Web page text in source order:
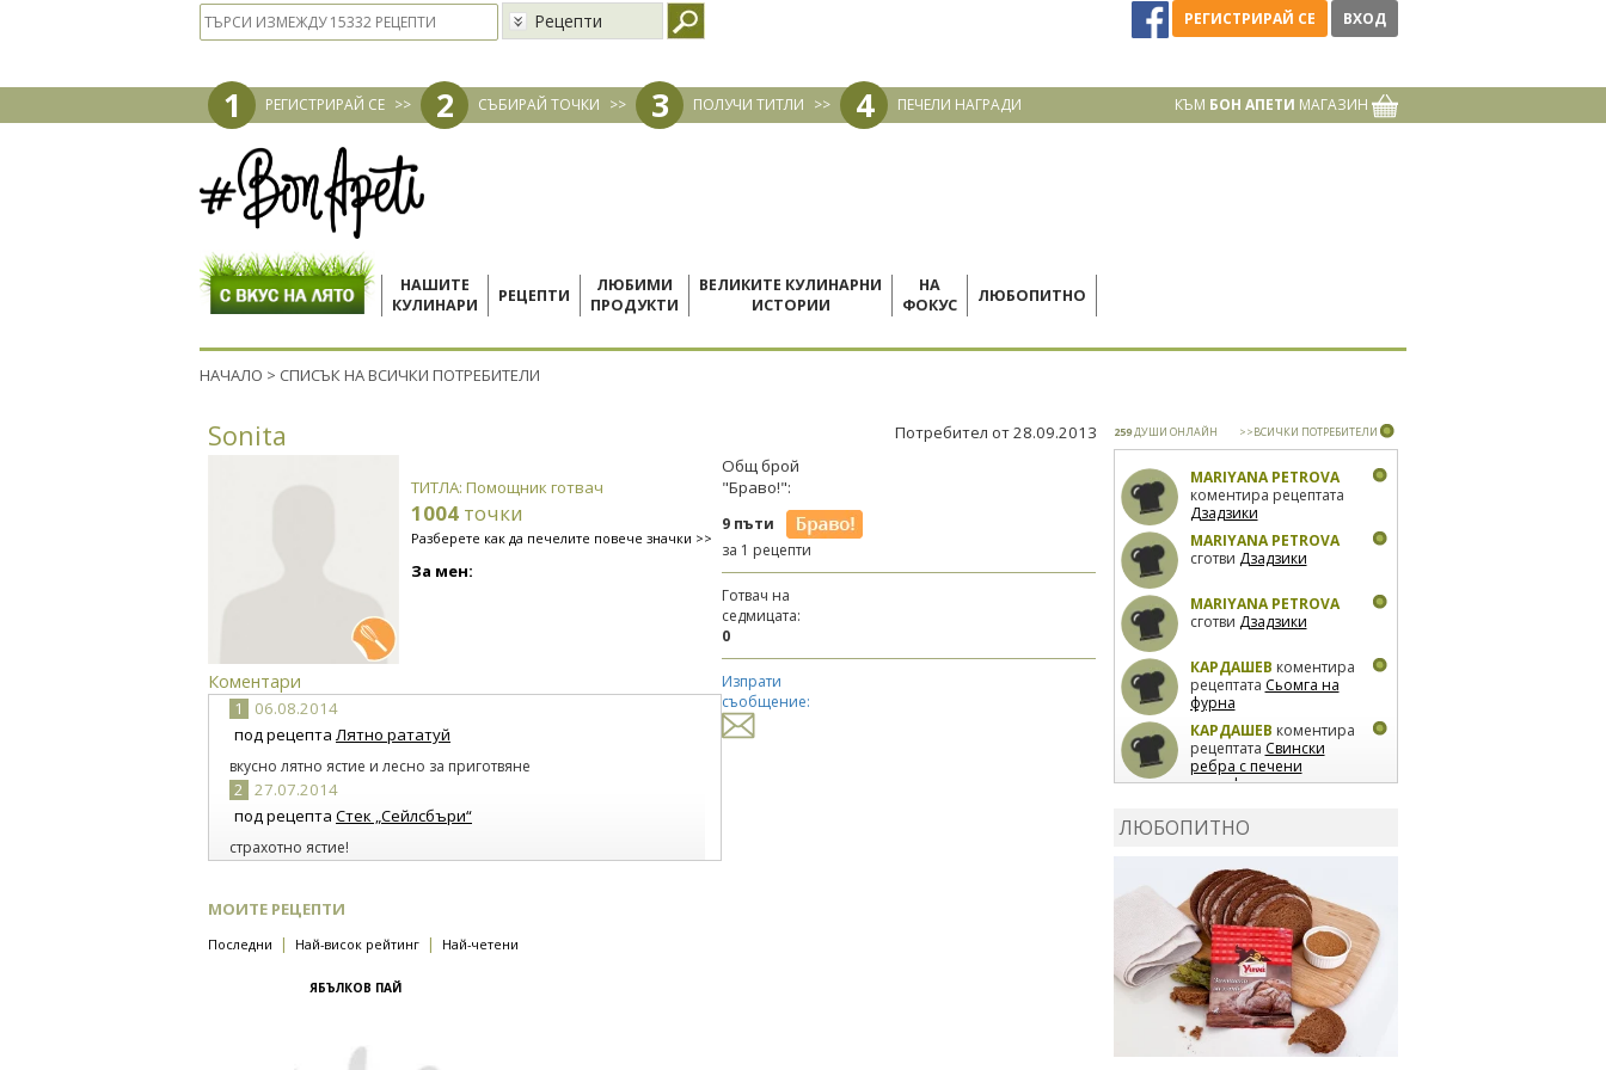
Рецепти РЕГИСТРИРАЙ СЕ ВХОД
1 РЕГИСТРИРАЙ СЕ >> 2 СЪБИРАЙ ТОЧКИ >> 3 ПОЛУЧИ ТИТЛИ >> 4 ПЕЧЕЛИ НАГРАДИ КЪМ БОН АПЕТИ МАГАЗИН
НАШИТЕ
КУЛИНАРИ
РЕЦЕПТИ
ЛЮБИМИ
ПРОДУКТИ
ВЕЛИКИТЕ КУЛИНАРНИ
ИСТОРИИ
НА
ФОКУС
ЛЮБОПИТНО
НАЧАЛО > СПИСЪК НА ВСИЧКИ ПОТРЕБИТЕЛИ
Sonita Потребител от 28.09.2013
ТИТЛА: Помощник готвач
1004 точки
Разберете как да печелите повече значки >>
За мен:
Коментари
1
06.08.2014
под рецепта Лятно рататуй
вкусно лятно ястие и лесно за приготвяне
2 27.07.2014
под рецепта Стек „Сейлсбъри“
страхотно ястие!
4 16.07.2014
под рецепта Кейк с кайсии
Салата с патладжани и моцарела
Общ брой
"Браво!":
9 пъти
за 1 рецепти
Готвач на
седмицата:
0
Изпрати
съобщение:
МОИТЕ РЕЦЕПТИ
Последни | Най-висок рейтинг | Най-четени
ЯБЪЛКОВ ПАЙ
259ДУШИ ОНЛАЙН >>ВСИЧКИ ПОТРЕБИТЕЛИ
MARIYANA PETROVA
коментира рецептата
Дзадзики
MARIYANA PETROVA
сготви Дзадзики
MARIYANA PETROVA
сготви Дзадзики
КАРДАШЕВ коментира
рецептата Сьомга на
фурна
КАРДАШЕВ коментира
рецептата Свински
ребра с печени
картофи
лимон
коментира рецептата
Киноа със зеленчуци
ЛЮБОПИТНО